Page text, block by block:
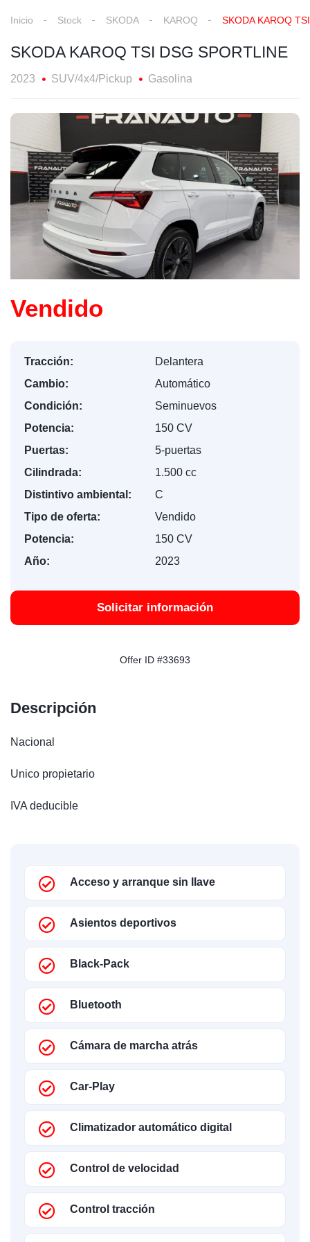
Inicio Stock SKODA KAROQ SKODA KAROQ
SKODA KAROQ TSI DSG SPORTLINE
2023 SUV/4x4/Pickup Gasolina
Vendido
Tracción:
Delantera
Cambio:
Automático
Condición:
Seminuevos
Potencia:
150 CV
Puertas:
5-puertas
Cilindrada:
1.500 cc
Distintivo ambiental:
C
Tipo de oferta:
Vendido
Potencia:
150 CV
Año:
2023
Solicitar información
Offer ID #33693
Descripción
Nacional
Unico propietario
IVA deducible
Acceso y arranque sin llave
Asientos deportivos
Black-Pack
Bluetooth
Cámara de marcha atrás
Car-Play
Climatizador automático digital
Control de velocidad
Control tracción